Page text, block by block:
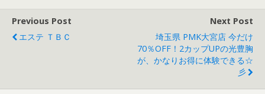
Previous Post
エステ ＴＢＣ
Next Post
埼玉県 PMK大宮店 今だけ
70％OFF！2カップUPの光豊胸
が、かなりお得に体験できる☆
彡